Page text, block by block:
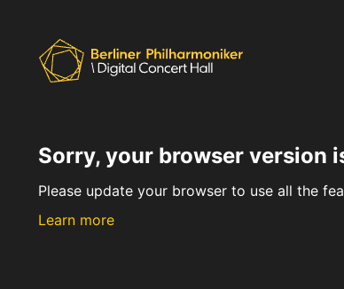
Sorry, your browser version
Please update your browser to use all the
Learn more